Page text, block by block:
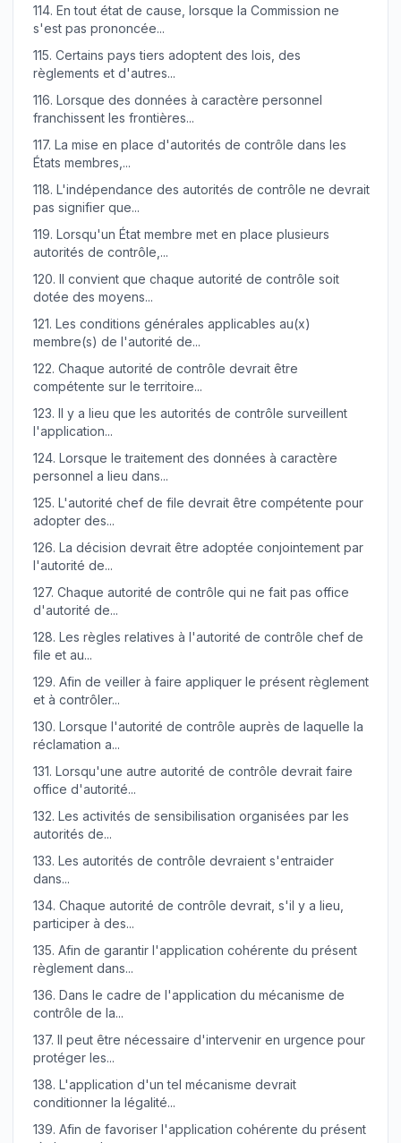
114. En tout état de cause, lorsque la Commission ne
s'est pas prononcée...
115. Certains pays tiers adoptent des lois, des
règlements et d'autres...
116. Lorsque des données à caractère personnel
franchissent les frontières...
117. La mise en place d'autorités de contrôle dans les
États membres,...
118. L'indépendance des autorités de contrôle ne devrait
pas signifier que...
119. Lorsqu'un État membre met en place plusieurs
autorités de contrôle,...
120. Il convient que chaque autorité de contrôle soit
dotée des moyens...
121. Les conditions générales applicables au(x)
membre(s) de l'autorité de...
122. Chaque autorité de contrôle devrait être
compétente sur le territoire...
123. Il y a lieu que les autorités de contrôle surveillent
l'application...
124. Lorsque le traitement des données à caractère
personnel a lieu dans...
125. L'autorité chef de file devrait être compétente pour
adopter des...
126. La décision devrait être adoptée conjointement par
l'autorité de...
127. Chaque autorité de contrôle qui ne fait pas office
d'autorité de...
128. Les règles relatives à l'autorité de contrôle chef de
file et au...
129. Afin de veiller à faire appliquer le présent règlement
et à contrôler...
130. Lorsque l'autorité de contrôle auprès de laquelle la
réclamation a...
131. Lorsqu'une autre autorité de contrôle devrait faire
office d'autorité...
132. Les activités de sensibilisation organisées par les
autorités de...
133. Les autorités de contrôle devraient s'entraider
dans...
134. Chaque autorité de contrôle devrait, s'il y a lieu,
participer à des...
135. Afin de garantir l'application cohérente du présent
règlement dans...
136. Dans le cadre de l'application du mécanisme de
contrôle de la...
137. Il peut être nécessaire d'intervenir en urgence pour
protéger les...
138. L'application d'un tel mécanisme devrait
conditionner la légalité...
139. Afin de favoriser l'application cohérente du présent